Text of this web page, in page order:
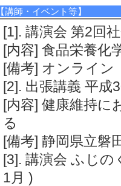
【講師・イベント等】
[1]. 講演会 第2回
[内容] 食品栄養化
[備考] オンライン
[2]. 出張講義 平成
[内容] 健康維持に
る
[備考] 静岡県立磐
[3]. 講演会 ふじの
1月 )